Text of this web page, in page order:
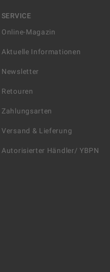
SERVICE
Online-Magazin
Aktuelle Informationen
Newsletter
Retouren
Zahlungsarten
Versand & Lieferung
Autorisierter Händler/ YBPN